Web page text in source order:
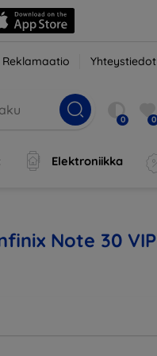
Reklamaatio Yhteystiedot
0 0
Elektroniikka
Note 30 VIP